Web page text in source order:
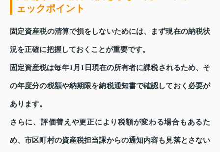
ェックポイント
固定資産税の清算で損をしないためには、まず現在の納税状
況を正確に把握しておくことが重要です。
固定資産税は毎年1月1日現在の所有者に課税されるため、そ
の年度分の税額や納期限を納税通知書で確認しておく必要が
あります。
さらに、評価替えや更正により税額が変わる場合もあるた
め、市区町村の資産税担当課からの通知内容も見落とさない